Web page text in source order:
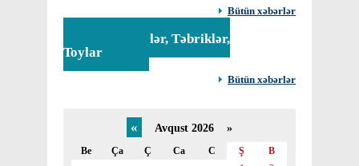
Bütün xəbərlər
Tədbirlər, Təbriklər,
Toylar
Bütün xəbərlər
« Avqust 2026 »
Be Ça Ç Ca C Ş
B